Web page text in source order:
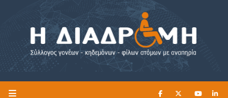
Η ΔΙΑΔΡΟΜΗ ΔΙΑΒΑΣΤΕ ΕΔΩ ►